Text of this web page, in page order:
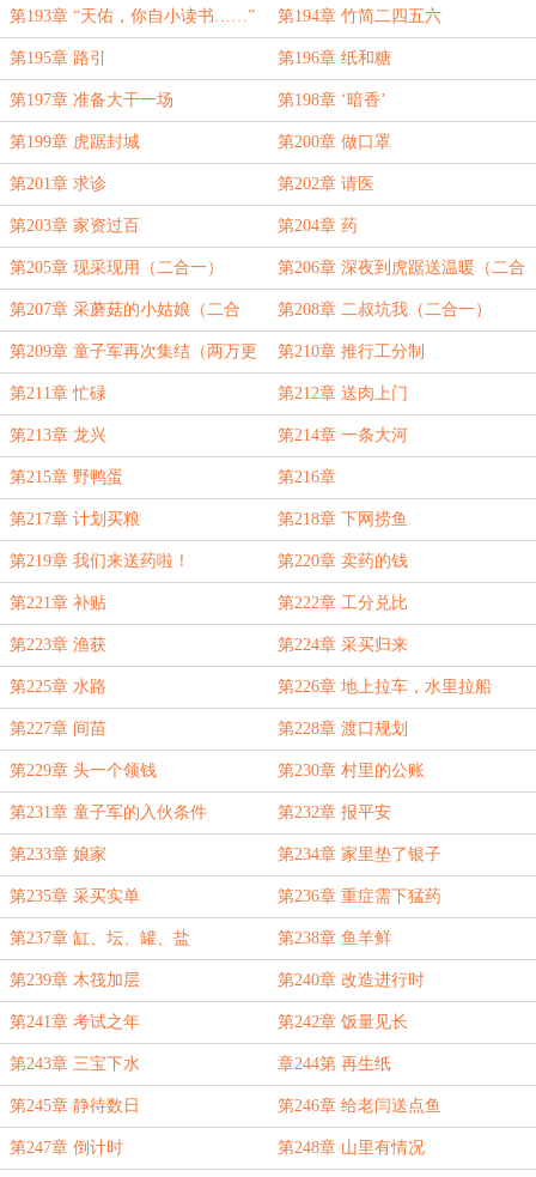
第193章 “天佑，你自小读书……” 第194章 竹简二四五六
第195章 路引 第196章 纸和糖
第197章 准备大干一场 第198章 ‘暗香’
第199章 虎踞封城 第200章 做口罩
第201章 求诊 第202章 请医
第203章 家资过百 第204章 药
第205章 现采现用（二合一） 第206章 深夜到虎踞送温暖（二合
一）
第207章 采蘑菇的小姑娘（二合
一）
第208章 二叔坑我（二合一）
第209章 童子军再次集结（两万更
求票！）
第210章 推行工分制
第211章 忙碌 第212章 送肉上门
第213章 龙兴 第214章 一条大河
第215章 野鸭蛋 第216章
第217章 计划买粮 第218章 下网捞鱼
第219章 我们来送药啦！ 第220章 卖药的钱
第221章 补贴 第222章 工分兑比
第223章 渔获 第224章 采买归来
第225章 水路 第226章 地上拉车，水里拉船
第227章 间苗 第228章 渡口规划
第229章 头一个领钱 第230章 村里的公账
第231章 童子军的入伙条件 第232章 报平安
第233章 娘家 第234章 家里垫了银子
第235章 采买实单 第236章 重症需下猛药
第237章 缸、坛、罐、盐 第238章 鱼羊鲜
第239章 木筏加层 第240章 改造进行时
第241章 考试之年 第242章 饭量见长
第243章 三宝下水 章244第 再生纸
第245章 静待数日 第246章 给老闫送点鱼
第247章 倒计时 第248章 山里有情况